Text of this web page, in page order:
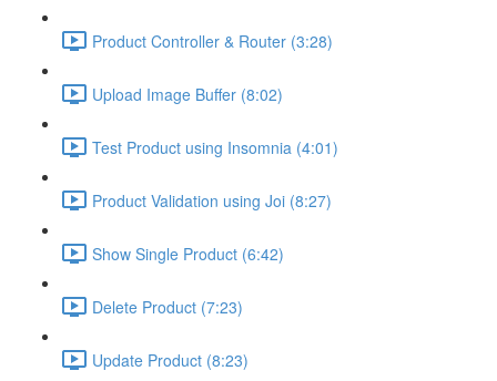
Product Controller & Router (3:28)
Upload Image Buffer (8:02)
Test Product using Insomnia (4:01)
Product Validation using Joi (8:27)
Show Single Product (6:42)
Delete Product (7:23)
Update Product (8:23)